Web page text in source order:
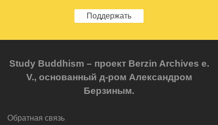
Поддержать
Study Buddhism – проект Berzin Archives e.
V., основанный д-ром Александром
Берзиным.
Обратная связь